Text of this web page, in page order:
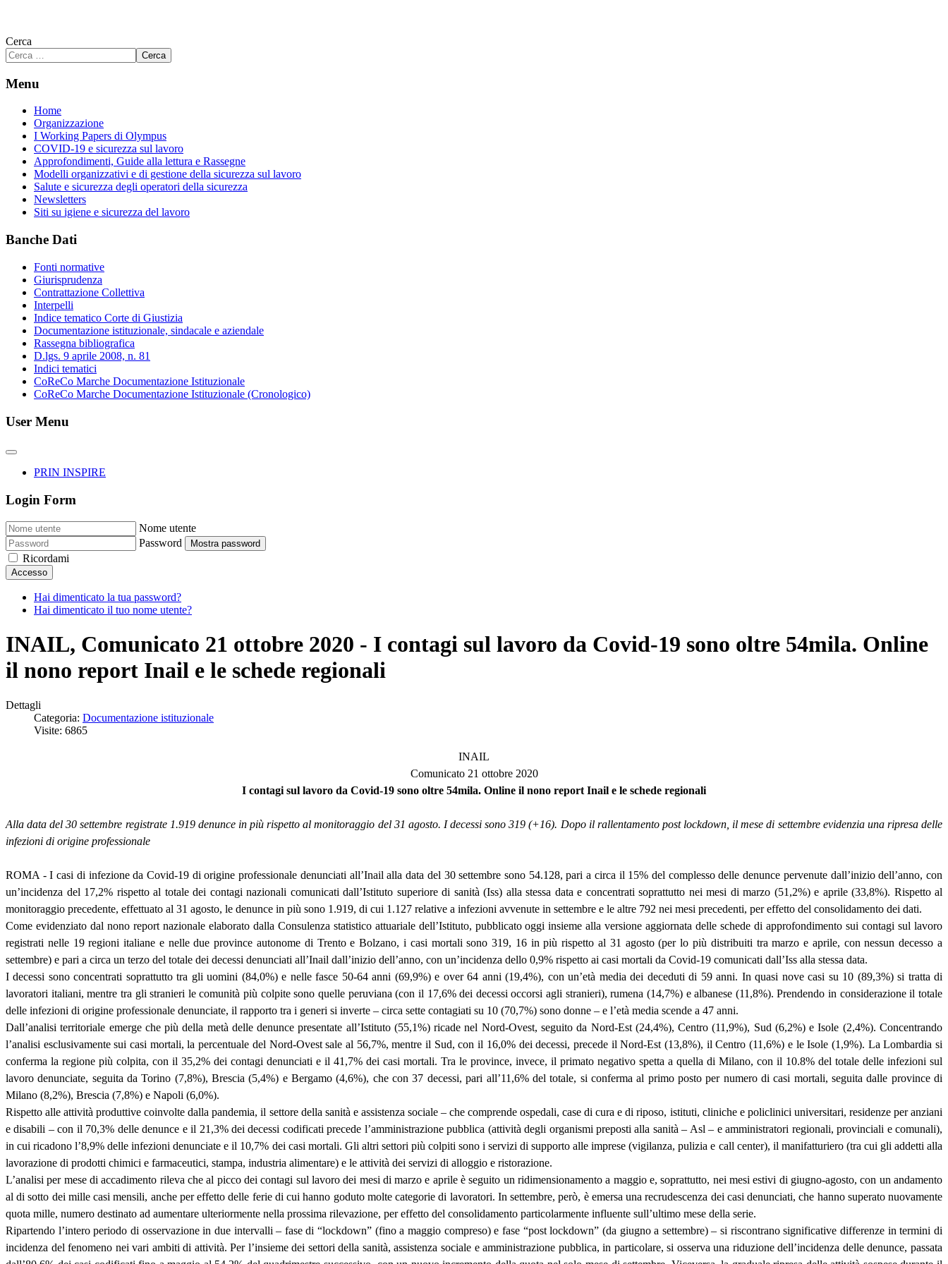
Cerca
Cerca
Menu
Home
Organizzazione
I Working Papers di Olympus
COVID-19 e sicurezza sul lavoro
Approfondimenti, Guide alla lettura e Rassegne
Modelli organizzativi e di gestione della sicurezza sul lavoro
Salute e sicurezza degli operatori della sicurezza
Newsletters
Siti su igiene e sicurezza del lavoro
Banche Dati
Fonti normative
Giurisprudenza
Contrattazione Collettiva
Interpelli
Indice tematico Corte di Giustizia
Documentazione istituzionale, sindacale e aziendale
Rassegna bibliografica
D.lgs. 9 aprile 2008, n. 81
Indici tematici
CoReCo Marche Documentazione Istituzionale
CoReCo Marche Documentazione Istituzionale (Cronologico)
User Menu
PRIN INSPIRE
Login Form
Nome utente
Password
Mostra password
Ricordami
Accesso
Hai dimenticato la tua password?
Hai dimenticato il tuo nome utente?
INAIL, Comunicato 21 ottobre 2020 - I contagi sul lavoro da Covid-19 sono oltre 54mila. Online
il nono report Inail e le schede regionali
Dettagli
Categoria: Documentazione istituzionale
Visite: 6865
INAIL
Comunicato 21 ottobre 2020
I contagi sul lavoro da Covid-19 sono oltre 54mila. Online il nono report Inail e le schede regionali
Alla data del 30 settembre registrate 1.919 denunce in più rispetto al monitoraggio del 31 agosto. I decessi sono 319 (+16). Dopo il rallentamento post lockdown, il mese di settembre evidenzia una ripresa delle
infezioni di origine professionale
ROMA - I casi di infezione da Covid-19 di origine professionale denunciati all’Inail alla data del 30 settembre sono 54.128, pari a circa il 15% del complesso delle denunce pervenute dall’inizio dell’anno, con
un’incidenza del 17,2% rispetto al totale dei contagi nazionali comunicati dall’Istituto superiore di sanità (Iss) alla stessa data e concentrati soprattutto nei mesi di marzo (51,2%) e aprile (33,8%). Rispetto al
monitoraggio precedente, effettuato al 31 agosto, le denunce in più sono 1.919, di cui 1.127 relative a infezioni avvenute in settembre e le altre 792 nei mesi precedenti, per effetto del consolidamento dei dati.
Come evidenziato dal nono report nazionale elaborato dalla Consulenza statistico attuariale dell’Istituto, pubblicato oggi insieme alla versione aggiornata delle schede di approfondimento sui contagi sul lavoro
registrati nelle 19 regioni italiane e nelle due province autonome di Trento e Bolzano, i casi mortali sono 319, 16 in più rispetto al 31 agosto (per lo più distribuiti tra marzo e aprile, con nessun decesso a
settembre) e pari a circa un terzo del totale dei decessi denunciati all’Inail dall’inizio dell’anno, con un’incidenza dello 0,9% rispetto ai casi mortali da Covid-19 comunicati dall’Iss alla stessa data.
I decessi sono concentrati soprattutto tra gli uomini (84,0%) e nelle fasce 50-64 anni (69,9%) e over 64 anni (19,4%), con un’età media dei deceduti di 59 anni. In quasi nove casi su 10 (89,3%) si tratta di
lavoratori italiani, mentre tra gli stranieri le comunità più colpite sono quelle peruviana (con il 17,6% dei decessi occorsi agli stranieri), rumena (14,7%) e albanese (11,8%). Prendendo in considerazione il totale
delle infezioni di origine professionale denunciate, il rapporto tra i generi si inverte – circa sette contagiati su 10 (70,7%) sono donne – e l’età media scende a 47 anni.
Dall’analisi territoriale emerge che più della metà delle denunce presentate all’Istituto (55,1%) ricade nel Nord-Ovest, seguito da Nord-Est (24,4%), Centro (11,9%), Sud (6,2%) e Isole (2,4%). Concentrando
l’analisi esclusivamente sui casi mortali, la percentuale del Nord-Ovest sale al 56,7%, mentre il Sud, con il 16,0% dei decessi, precede il Nord-Est (13,8%), il Centro (11,6%) e le Isole (1,9%). La Lombardia si
conferma la regione più colpita, con il 35,2% dei contagi denunciati e il 41,7% dei casi mortali. Tra le province, invece, il primato negativo spetta a quella di Milano, con il 10.8% del totale delle infezioni sul
lavoro denunciate, seguita da Torino (7,8%), Brescia (5,4%) e Bergamo (4,6%), che con 37 decessi, pari all’11,6% del totale, si conferma al primo posto per numero di casi mortali, seguita dalle province di
Milano (8,2%), Brescia (7,8%) e Napoli (6,0%).
Rispetto alle attività produttive coinvolte dalla pandemia, il settore della sanità e assistenza sociale – che comprende ospedali, case di cura e di riposo, istituti, cliniche e policlinici universitari, residenze per anziani
e disabili – con il 70,3% delle denunce e il 21,3% dei decessi codificati precede l’amministrazione pubblica (attività degli organismi preposti alla sanità – Asl – e amministratori regionali, provinciali e comunali),
in cui ricadono l’8,9% delle infezioni denunciate e il 10,7% dei casi mortali. Gli altri settori più colpiti sono i servizi di supporto alle imprese (vigilanza, pulizia e call center), il manifatturiero (tra cui gli addetti alla
lavorazione di prodotti chimici e farmaceutici, stampa, industria alimentare) e le attività dei servizi di alloggio e ristorazione.
L’analisi per mese di accadimento rileva che al picco dei contagi sul lavoro dei mesi di marzo e aprile è seguito un ridimensionamento a maggio e, soprattutto, nei mesi estivi di giugno-agosto, con un andamento
al di sotto dei mille casi mensili, anche per effetto delle ferie di cui hanno goduto molte categorie di lavoratori. In settembre, però, è emersa una recrudescenza dei casi denunciati, che hanno superato nuovamente
quota mille, numero destinato ad aumentare ulteriormente nella prossima rilevazione, per effetto del consolidamento particolarmente influente sull’ultimo mese della serie.
Ripartendo l’intero periodo di osservazione in due intervalli – fase di “lockdown” (fino a maggio compreso) e fase “post lockdown” (da giugno a settembre) – si riscontrano significative differenze in termini di
incidenza del fenomeno nei vari ambiti di attività. Per l’insieme dei settori della sanità, assistenza sociale e amministrazione pubblica, in particolare, si osserva una riduzione dell’incidenza delle denunce, passata